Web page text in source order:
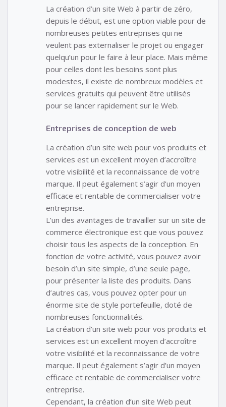
La création d’un site Web à partir de zéro,
depuis le début, est une option viable pour de
nombreuses petites entreprises qui ne
veulent pas externaliser le projet ou engager
quelqu’un pour le faire à leur place. Mais même
pour celles dont les besoins sont plus
modestes, il existe de nombreux modèles et
services gratuits qui peuvent être utilisés
pour se lancer rapidement sur le Web.
Entreprises de conception de web
La création d’un site web pour vos produits et
services est un excellent moyen d’accroître
votre visibilité et la reconnaissance de votre
marque. Il peut également s’agir d’un moyen
efficace et rentable de commercialiser votre
entreprise.
L’un des avantages de travailler sur un site de
commerce électronique est que vous pouvez
choisir tous les aspects de la conception. En
fonction de votre activité, vous pouvez avoir
besoin d’un site simple, d’une seule page,
pour présenter la liste des produits. Dans
d’autres cas, vous pouvez opter pour un
énorme site de style portefeuille, doté de
nombreuses fonctionnalités.
La création d’un site web pour vos produits et
services est un excellent moyen d’accroître
votre visibilité et la reconnaissance de votre
marque. Il peut également s’agir d’un moyen
efficace et rentable de commercialiser votre
entreprise.
Cependant, la création d’un site Web peut